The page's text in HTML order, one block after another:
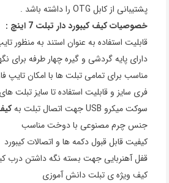
پشتیبانی از کابل OTG را داشته باشد .
خصوصیات کیف کیبورد دار تبلت 7 اینچ :
قابلیت استفاده به‌ عنوان استند به منظور
دارای پایه گردشی و گیره چهار طرفه برای
مناسب برای تمامی تبلت ها با امکان تایپ
فری سایز و قابلیت استفاده تا سایز تبلت های 8 اینچی
سوکت میکرو USB جهت اتصال تبلت به
جنس چرم مصنوعی با دوخت مناسب
کیفیت قابل قبول دکمه ها و اتصالات کیبورد
قفل آهنربایی جهت بسته نگه داشتن درب
کیف ویژه ی تبلت دانش آموزی